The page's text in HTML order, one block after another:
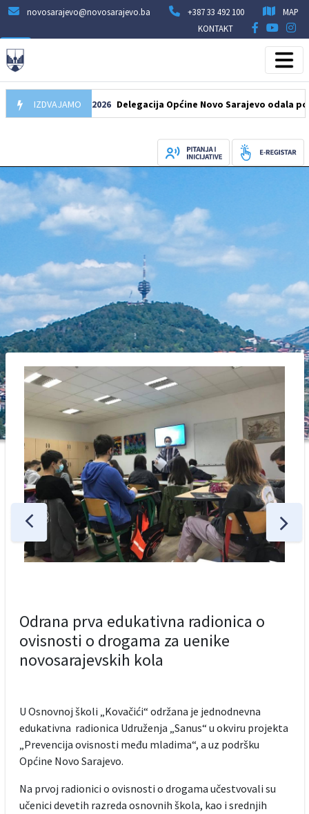
novosarajevo@novosarajevo.ba +387 33 492 100
MAP
KONTAKT
IZDVAJAMO
07.08.2026 Delegacija Općine Novo Sarajevo odala počast
Odrana prva edukativna radionica o
ovisnosti o drogama za uenike
novosarajevskih kola
U Osnovnoj školi „Kovačići“ održana je jednodnevna
edukativna radionica Udruženja „Sanus“ u okviru projekta
„Prevencija ovisnosti među mladima“, a uz podršku
Općine Novo Sarajevo.
Na prvoj radionici o ovisnosti o drogama učestvovali su
učenici devetih razreda osnovnih škola, kao i srednjih